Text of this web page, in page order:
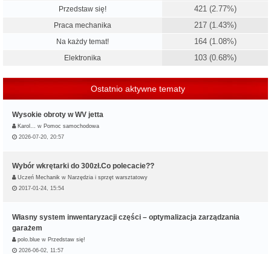
Przedstaw się! 421 (2.77%)
Praca mechanika 217 (1.43%)
Na każdy temat! 164 (1.08%)
Elektronika 103 (0.68%)
Ostatnio aktywne tematy
Wysokie obroty w WV jetta
Karol… w Pomoc samochodowa
2026-07-20, 20:57
Wybór wkrętarki do 300zł.Co polecacie??
Uczeń Mechanik w Narzędzia i sprzęt warsztatowy
2017-01-24, 15:54
Własny system inwentaryzacji części – optymalizacja zarządzania
garażem
polo.blue w Przedstaw się!
2026-06-02, 11:57